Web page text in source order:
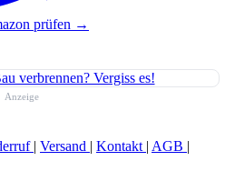
prüfen →
Anzeige
| Versand | Kontakt | AGB |